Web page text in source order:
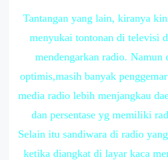
Tantangan yang lain, kiranya
menyukai tontonan di televisi
mendengarkan radio. Namun
optimis,masih banyak
media radio lebih menjangkau
dan persentase yg memiliki
Selain itu sandiwara di radio
ketika diangkat di layar kaca